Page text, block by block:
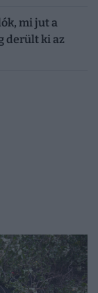
mi jut a
derült ki az